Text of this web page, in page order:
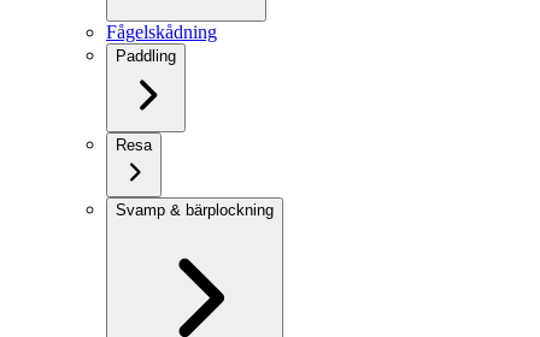
Fågelskådning
Paddling
Resa
Svamp & bärplockning